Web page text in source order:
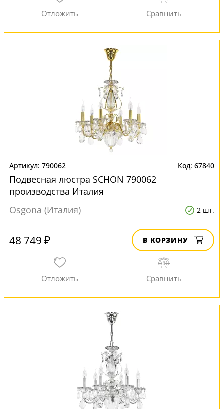
790062 67840
Подвесная люстра SCHON 790062
производства Италия
Osgona (Италия)
2 шт.
48 749 ₽ В КОРЗИНУ